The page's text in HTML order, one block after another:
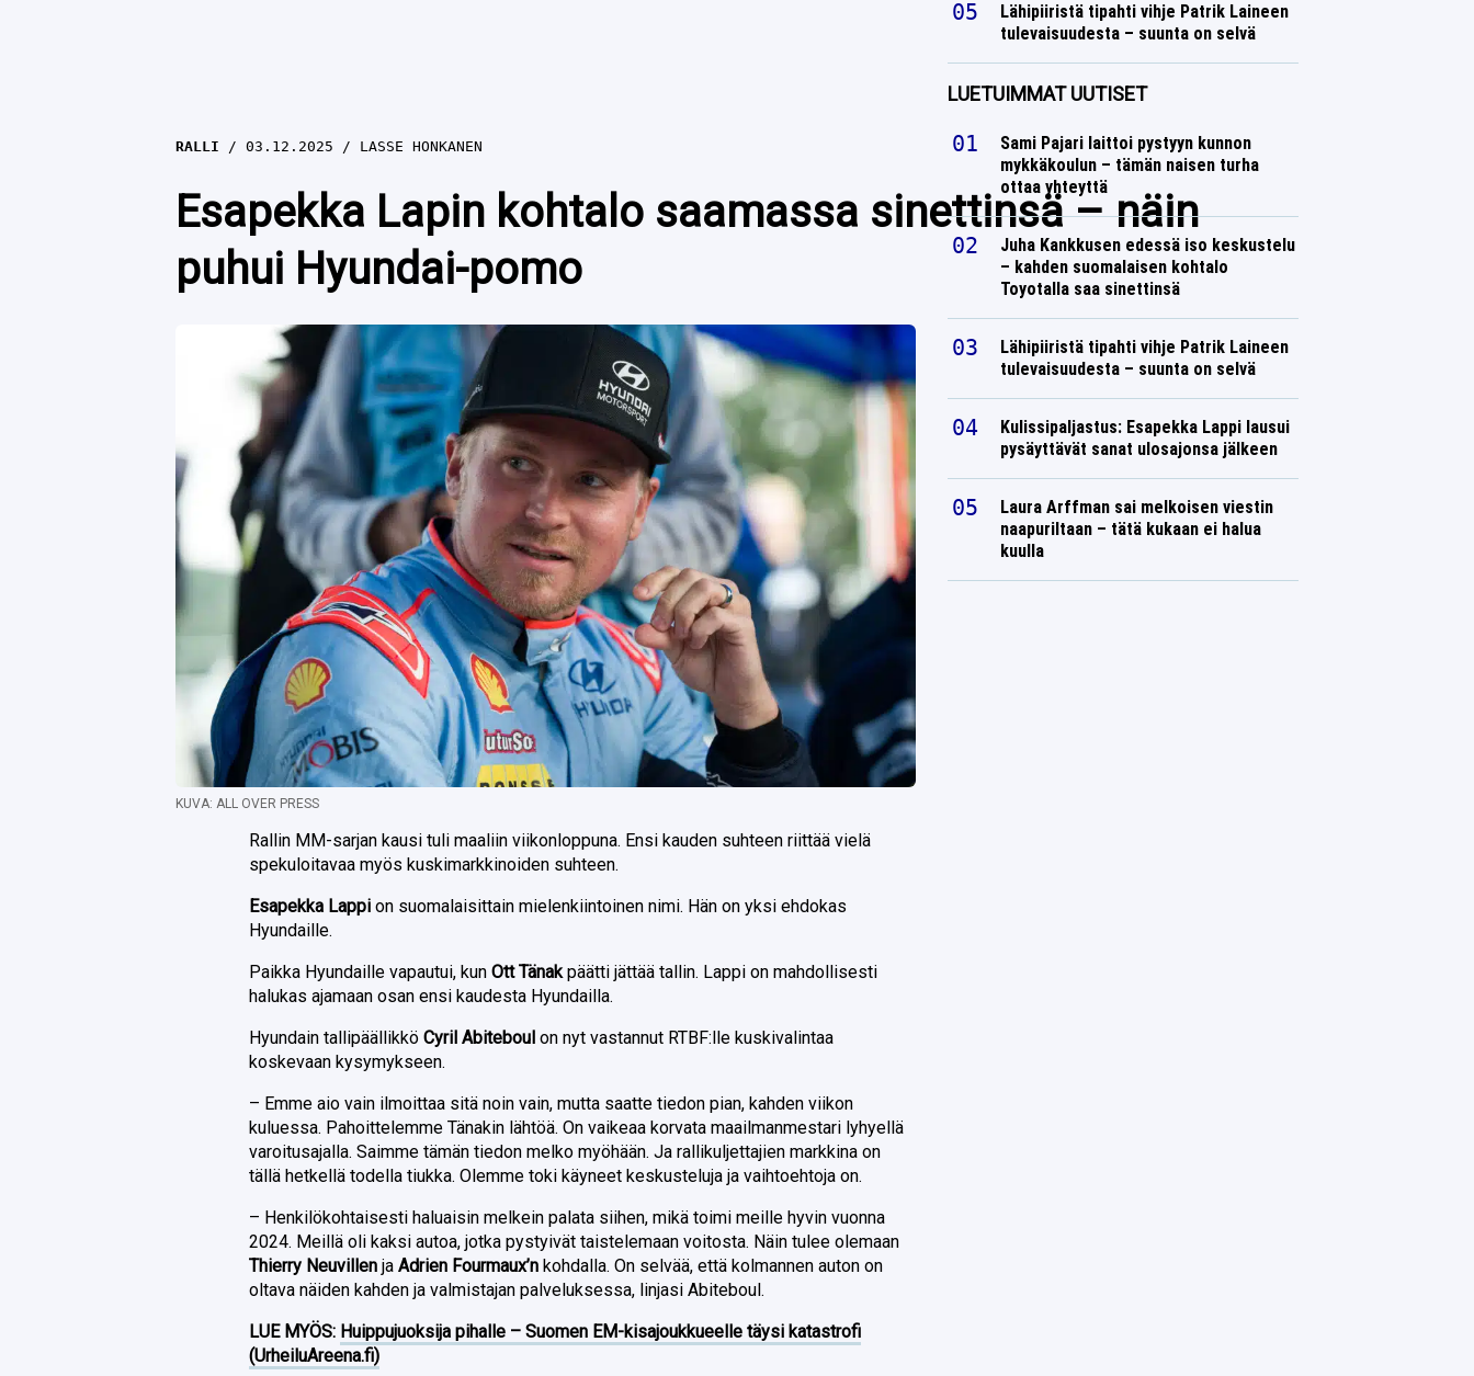
RALLI 03.12.2025 LASSE HONKANEN
Esapekka Lapin kohtalo saamassa sinettinsä – näin
puhui Hyundai-pomo
KUVA: ALL OVER PRESS
Rallin MM-sarjan kausi tuli maaliin viikonloppuna. Ensi kauden suhteen riittää vielä
spekuloitavaa myös kuskimarkkinoiden suhteen.
Esapekka Lappion suomalaisittain mielenkiintoinen nimi. Hän on yksi ehdokas
Hyundaille.
Paikka Hyundaille vapautui, kunOtt Tänak päätti jättää tallin. Lappi on mahdollisesti
halukas ajamaan osan ensi kaudesta Hyundailla.
Hyundain tallipäällikköCyril Abiteboulon nyt vastannut RTBF:lle kuskivalintaa
koskevaan kysymykseen.
– Emme aio vain ilmoittaa sitä noin vain, mutta saatte tiedon pian, kahden viikon
kuluessa. Pahoittelemme Tänakin lähtöä. On vaikeaa korvata maailmanmestari lyhyellä
varoitusajalla. Saimme tämän tiedon melko myöhään. Ja rallikuljettajien markkina on
tällä hetkellä todella tiukka. Olemme toki käyneet keskusteluja ja vaihtoehtoja on.
– Henkilökohtaisesti haluaisin melkein palata siihen, mikä toimi meille hyvin vuonna
2024. Meillä oli kaksi autoa, jotka pystyivät taistelemaan voitosta. Näin tulee olemaan
Thierry Neuvillen jaAdrien Fourmaux’n kohdalla. On selvää, että kolmannen auton on
oltava näiden kahden ja valmistajan palveluksessa, linjasi Abiteboul.
LUE MYÖS: Huippujuoksija pihalle – Suomen EM-kisajoukkueelle täysi katastrofi
(UrheiluAreena.fi)
Lähipiiristä tipahti vihje Patrik Laineen
tulevaisuudesta – suunta on selvä
LUETUIMMAT UUTISET
Sami Pajari laittoi pystyyn kunnon
mykkäkoulun – tämän naisen turha
ottaa yhteyttä
Juha Kankkusen edessä iso keskustelu
– kahden suomalaisen kohtalo
Toyotalla saa sinettinsä
Lähipiiristä tipahti vihje Patrik Laineen
tulevaisuudesta – suunta on selvä
Kulissipaljastus: Esapekka Lappi lausui
pysäyttävät sanat ulosajonsa jälkeen
Laura Arffman sai melkoisen viestin
naapuriltaan – tätä kukaan ei halua
kuulla